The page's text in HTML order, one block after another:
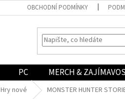
OBCHODNÍ PODMÍNKY
PC MERCH &
Hry nové MONSTER HUNTER